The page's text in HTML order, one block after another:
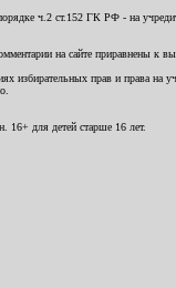
ч.2 ст.152 ГК РФ - на
на сайте приравнены
прав и права на
16+ для детей старше 16 лет.